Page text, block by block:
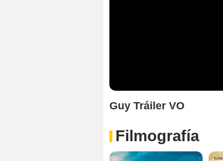
Guy Tráiler VO
Filmografía